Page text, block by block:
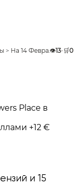
> На 14 Февраля>
👁️13• 🛒0
+12 €
и 15